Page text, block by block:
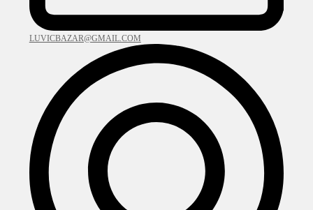
LUVICBAZAR@GMAIL.COM